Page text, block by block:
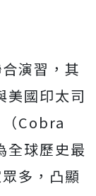
演習，其
美國印太司
Cobra
全球歷史最
多，凸顯